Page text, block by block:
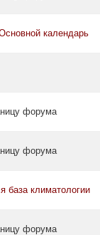
календарь
форума
форума
база климатологии
форума